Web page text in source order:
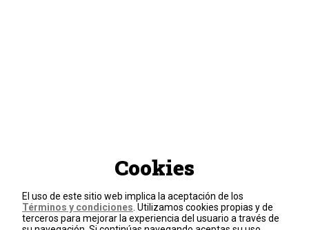
Cookies
El uso de este sitio web implica la aceptación de los
Términos y condiciones . Utilizamos cookies propias y de
terceros para mejorar la experiencia del usuario a través de